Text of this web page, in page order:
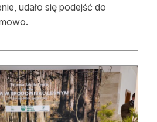
udało się podejść do